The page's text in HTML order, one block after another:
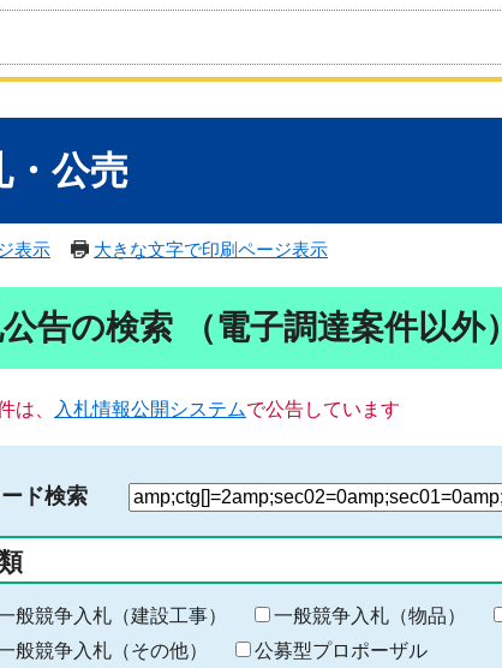
・公売
表示 大きな文字で印刷ページ表示
告の検索 （電子調達案件以外）
は、 入札情報公開システムで公告しています
ド検索
検
る
キ
ー
般競争入札（建設工事） 一般競争入札（物品）
般競争入札（その他）
公募型プロポーザル